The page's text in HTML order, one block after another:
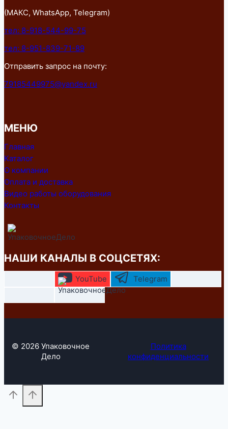
(МАКС, WhatsApp, Telegram)
тел: 8-918-544-99-75
тел: 8-951-839-71-89
Отправить запрос на почту:
79185449975@yandex.ru
МЕНЮ
Главная
Каталог
О компании
Оплата и доставка
Видео работы оборудования
Контакты
НАШИ КАНАЛЫ В СОЦСЕТЯХ:
YouTube Telegram
© 2026 Упаковочное
Дело
Политика
конфиденциальности